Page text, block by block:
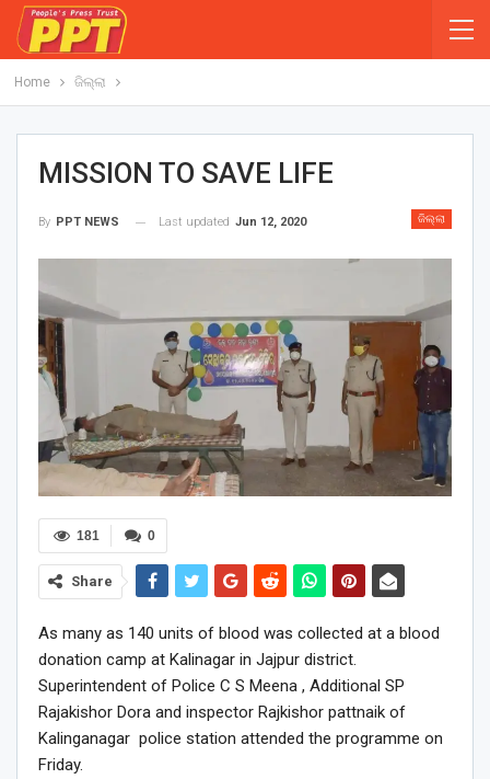
Home ଜିଲ୍ଲା
MISSION TO SAVE LIFE
ଜିଲ୍ଲା
By PPT NEWS Last updated Jun 12, 2020
0
181
Share
As many as 140 units of blood was collected at a blood
donation camp at Kalinagar in Jajpur district.
Superintendent of Police C S Meena , Additional SP
Rajakishor Dora and inspector Rajkishor pattnaik of
Kalinganagar police station attended the programme on
Friday.